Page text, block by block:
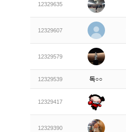
12329635
12329607
12329579
12329539 독○○
12329417
12329390